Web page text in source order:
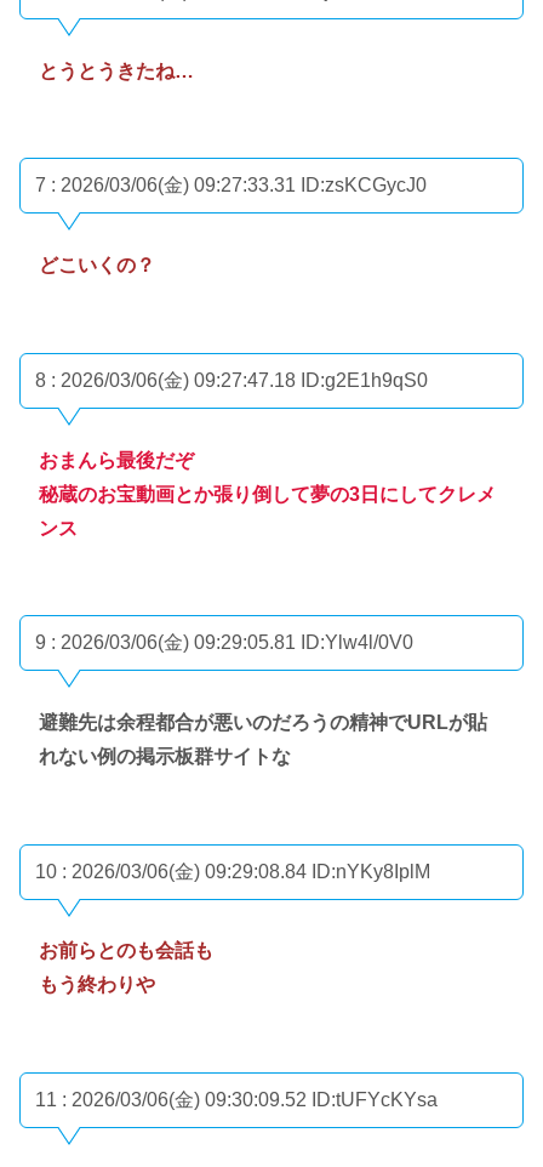
とうとうきたね…
7 : 2026/03/06(金) 09:27:33.31 ID:zsKCGycJ0
どこいくの？
8 : 2026/03/06(金) 09:27:47.18 ID:g2E1h9qS0
おまんら最後だぞ
秘蔵のお宝動画とか張り倒して夢の3日にしてクレメ
ンス
9 : 2026/03/06(金) 09:29:05.81 ID:Ylw4l/0V0
避難先は余程都合が悪いのだろうの精神でURLが貼
れない例の掲示板群サイトな
10 : 2026/03/06(金) 09:29:08.84 ID:nYKy8IplM
お前らとのも会話も
もう終わりや
11 : 2026/03/06(金) 09:30:09.52 ID:tUFYcKYsa